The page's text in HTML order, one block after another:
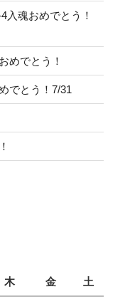
魂おめでとう！
めでとう！
でとう！7/31
木 金 土